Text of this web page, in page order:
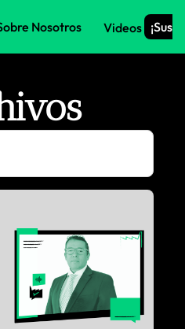
Nosotros Videos